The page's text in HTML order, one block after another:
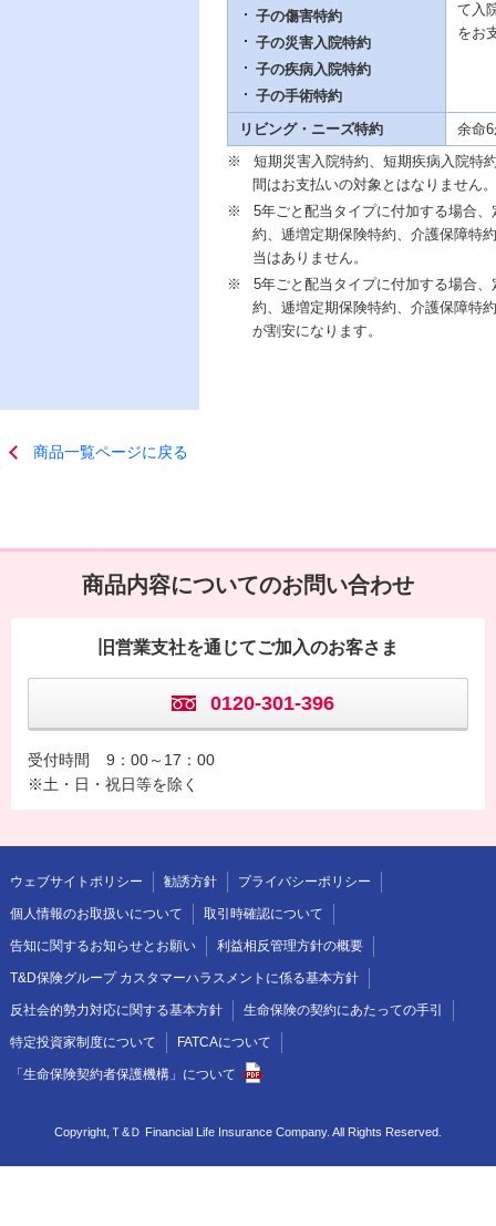
子の傷害特約
子の災害入院特約
子の疾病入院特約
子の手術特約
て入
をお
リビング・ニーズ特約
余命
※
短期災害入院特約、短期疾病入院特
間はお支払いの対象とはなりません。
※
5年ごと配当タイプに付加する場合
約、逓増定期保険特約、介護保障特
当はありません。
※
5年ごと配当タイプに付加する場合
約、逓増定期保険特約、介護保障特
が割安になります。
商品一覧ページに戻る
商品内容についてのお問い合わせ
旧営業支社を通じてご加入のお客さま
0120-301-396
受付時間
9：00～17：00
※土・日・祝日等を除く
ウェブサイトポリシー 勧誘方針 プライバシーポリシー
個人情報のお取扱いについて 取引時確認について
告知に関するお知らせとお願い 利益相反管理方針の概要
T&D保険グループ カスタマーハラスメントに係る基本方針
反社会的勢力対応に関する基本方針 生命保険の契約にあたっての手引
特定投資家制度について FATCAについて
「生命保険契約者保護機構」について
Copyright,Ｔ&Ｄ Financial Life Insurance Company. All Rights Reserved.